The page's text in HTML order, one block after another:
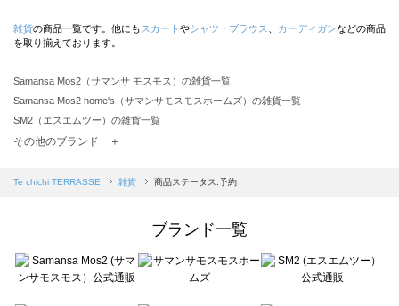
雑貨の商品一覧です。他にも スカート やシャツ・ブラウス カーディガンなどの商品
を取り揃えております。
Samansa Mos2（サマンサ モスモス）の雑貨一覧
Samansa Mos2 home's（サマンサモスモスホームズ）の雑貨一覧
SM2（エスエムツー）の雑貨一覧
TSUHARU by Samansa Mos2（ツハルバイサマンサモスモス）の雑貨一覧
Samansa Mos2 blue（サマンサモスモス ブルー）の雑貨一覧
sō4ū（ソウフォーユー）の雑貨一覧
Te chichi（テチチ）の雑貨一覧
Te chichi CLASSIC（テチチ クラシック）の雑貨一覧
その他のブランド ＋
Te chichi TERRASSE 雑貨 商品ステータス:予約
ブランド一覧